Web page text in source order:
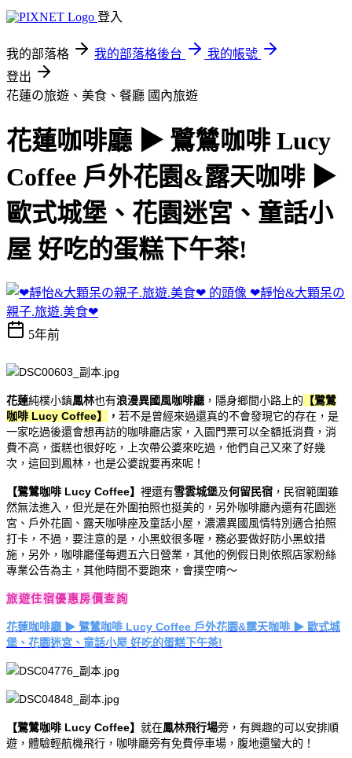
登入
我的部落格 我的部落格後台
我的帳號
登出
花蓮の旅遊、美食、餐廳 國內旅遊
花蓮咖啡廳 ▶ 鷺鷥咖啡 Lucy
Coffee 戶外花園&露天咖啡 ▶
歐式城堡、花園迷宮、童話小
屋 好吃的蛋糕下午茶!
❤靜怡&大顆呆の
親子.旅遊.美食❤
5年前
花蓮純樸小鎮鳳林也有浪漫異國風咖啡廳 ，隱身鄉間小路上的 【鷺鷥
咖啡 Lucy Coffee】
， 若不是曾經來過還真的不會發現它的存在，是
一家吃過後還會想再訪的咖啡廳店家，入園門票可以全額抵消費，消
費不高，蛋糕也很好吃，上次帶公婆來吃過，他們自己又來了好幾
次，這回到鳳林，也是公婆說要再來呢！
【鷺鷥咖啡 Lucy Coffee】 裡還有雪雲城堡及何留民宿 ，民宿範圍雖
然無法進入，但光是在外圍拍照也挺美的，另外咖啡廳內還有花園迷
宮、戶外花園、露天咖啡座及童話小屋，濃濃異國風情特別適合拍照
打卡，不過，要注意的是，小黑蚊很多喔，務必要做好防小黑蚊措
施，另外，咖啡廳僅每週五六日營業，其他的例假日則依照店家粉絲
專業公告為主，其他時間不要跑來，會撲空唷～
旅遊住宿優惠房價查詢
花蓮咖啡廳 ▶ 鷺鷥咖啡 Lucy Coffee 戶外花園&露天咖啡 ▶ 歐式城
堡、花園迷宮、童話小屋 好吃的蛋糕下午茶!
【鷺鷥咖啡 Lucy Coffee】 就在鳳林飛行場旁，有興趣的可以安排順
遊，體驗輕航機飛行，咖啡廳旁有免費停車場，腹地還蠻大的！